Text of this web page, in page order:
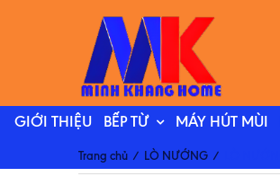
GIỚI THIỆU BẾP TỪ MÁY HÚT MÙI
Trang chủ / LÒ NƯỚNG /